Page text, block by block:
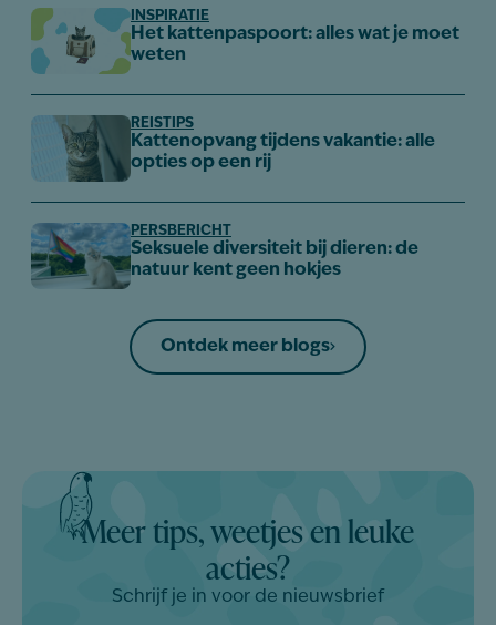
INSPIRATIE
Het kattenpaspoort: alles wat je moet
weten
REISTIPS
Kattenopvang tijdens vakantie: alle
opties op een rij
PERSBERICHT
Seksuele diversiteit bij dieren: de
natuur kent geen hokjes
Ontdek meer blogs
Meer tips, weetjes en leuke
acties?
Schrijf je in voor de nieuwsbrief